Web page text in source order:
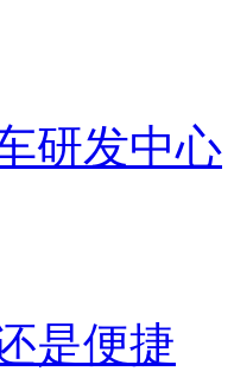
研发中心
是便捷